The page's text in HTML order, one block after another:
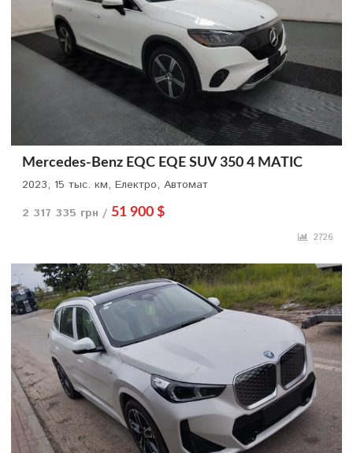
Mercedes-Benz EQC EQE SUV 350 4 MATIC
2023, 15 тыс. км, Електро, Автомат
2 317 335 грн / 51 900 $
2726